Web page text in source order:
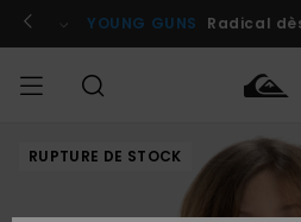
l'information
le
Se connecter / s'inscrire
YOUNG GUNS Radical
HOMME Vêtements
Vêtements
Shop
Surf
Shop
Homme
Snow
Shop
Homme
Outlet
Homme
Accéder à
ma
commande
RUPTURE DE STOCK